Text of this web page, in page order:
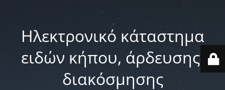
Ηλεκτρονικό κάταστημα
ειδών κήπου, άρδευσης,
διακόσμησης